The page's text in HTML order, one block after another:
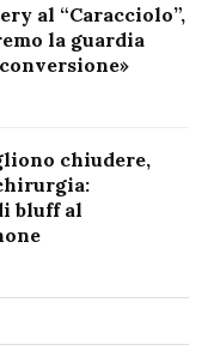
al “Caracciolo”,
la guardia
chiudere,
bluff al